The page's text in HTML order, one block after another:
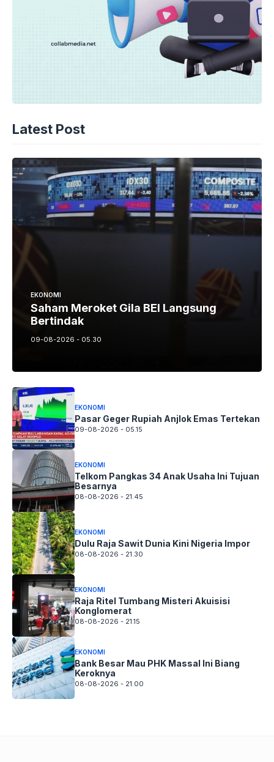
Latest Post
EKONOMI
Saham Meroket Gila BEI Langsung
Bertindak
09-08-2026 - 05.30
EKONOMI
Pasar Geger Rupiah Anjlok Emas Tertekan
09-08-2026 - 05.15
EKONOMI
Telkom Pangkas 34 Anak Usaha Ini Tujuan
Besarnya
08-08-2026 - 21.45
EKONOMI
Dulu Raja Sawit Dunia Kini Nigeria Impor
08-08-2026 - 21.30
EKONOMI
Raja Ritel Tumbang Misteri Akuisisi
Konglomerat
08-08-2026 - 21.15
EKONOMI
Bank Besar Mau PHK Massal Ini Biang
Keroknya
08-08-2026 - 21.00